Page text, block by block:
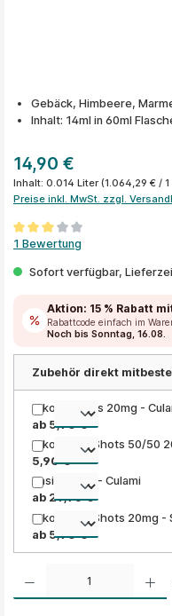
Gebäck, Himbeere,
Inhalt: 14ml in 60ml
14,90 €
Inhalt: 0.014 Liter (1.064,29 € / 1
Preise inkl. MwSt. zzgl.
Durchschnittliche Bewertung
1 Bewertung
Sofort verfügbar,
Aktion: 15 % Rabatt
Rabattcode einfach im
Noch bis Sonntag, 16.08.
Zubehör direkt
Nikotin Shots 20mg -
ab 5,90 €
Nikotinsalz Shots 50/50
5,90 €
Basis Liquid - Culami
ab 29,95 €
Nikotinsalz Shots 20mg -
ab 5,90 €
Produkt Anzahl: Gib den